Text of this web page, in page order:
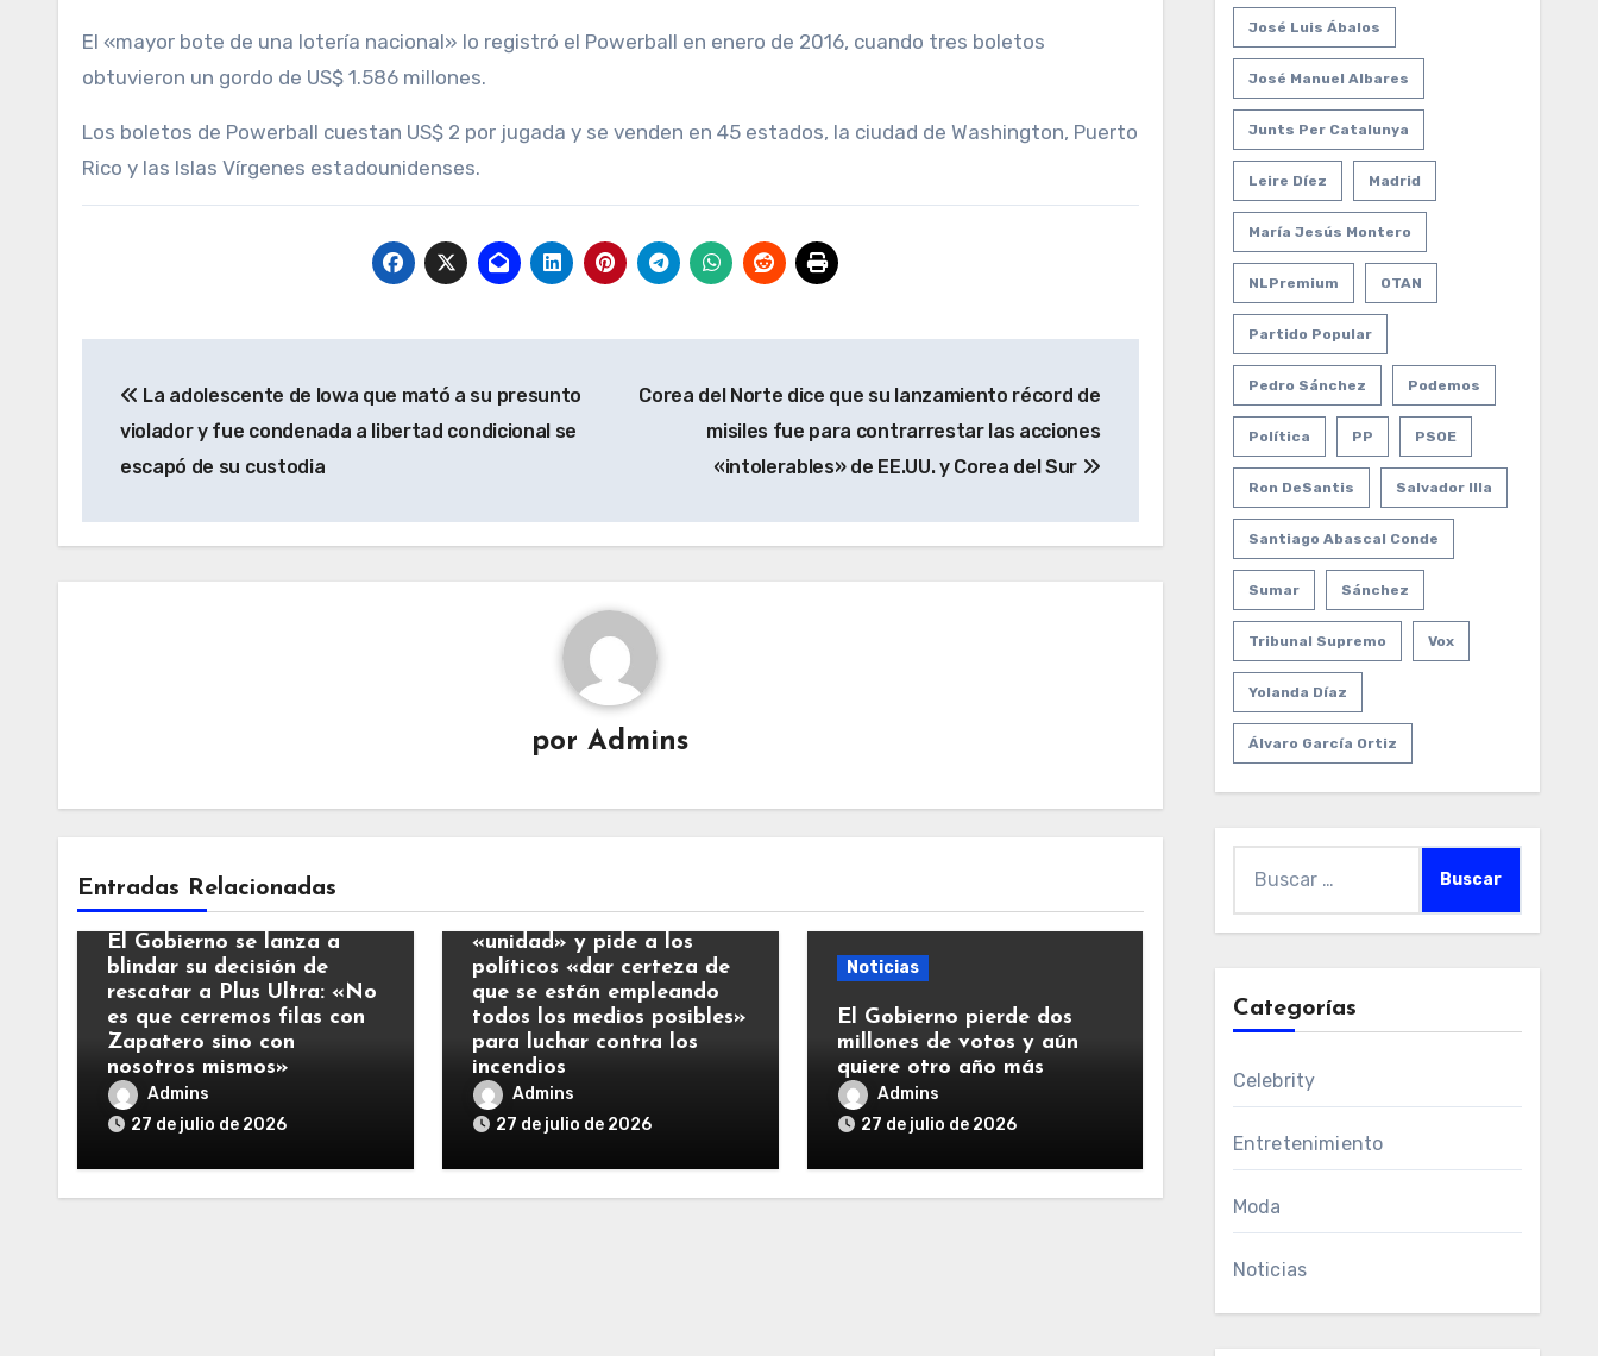
El «mayor bote de una lotería nacional» lo registró el Powerball en enero de 2016, cuando tres boletos
obtuvieron un gordo de US$ 1.586 millones.
Los boletos de Powerball cuestan US$ 2 por jugada y se venden en 45 estados, la ciudad de Washington, Puerto
Rico y las Islas Vírgenes estadounidenses.
de
entradas
La adolescente de Iowa que mató a su presunto
violador y fue condenada a libertad condicional se
escapó de su custodia
Corea del Norte dice que su lanzamiento récord de
misiles fue para contrarrestar las acciones
«intolerables» de EE.UU. y Corea del Sur
porAdmins
Entradas Relacionadas
Noticias
El Gobierno se lanza a
blindar su decisión de
rescatar a Plus Ultra: «No
es que cerremos filas con
Zapatero sino con
nosotros mismos»
Admins
27 de julio de 2026
El Rey llama a la
«unidad» y pide a los
políticos «dar certeza de
que se están empleando
todos los medios posibles»
para luchar contra los
incendios
Admins
27 de julio de 2026
Noticias
El Gobierno pierde dos
millones de votos y aún
quiere otro año más
Admins
27 de julio de 2026
José Luis Ábalos
José Manuel Albares
Junts Per Catalunya
Leire Díez Madrid
María Jesús Montero
NLPremium OTAN
Partido Popular
Pedro Sánchez Podemos
Política PP PSOE
Ron DeSantis Salvador Illa
Santiago Abascal Conde
Sumar Sánchez
Tribunal Supremo Vox
Yolanda Díaz
Álvaro García Ortiz
Categorías
Celebrity
Entretenimiento
Moda
Noticias